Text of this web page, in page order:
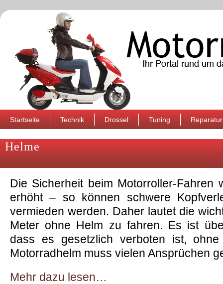
Startseite Technik Drossel Tuning Reparatur
Helme
Die Sicherheit beim Motorroller-Fahren
erhöht – so können schwere
vermieden werden. Daher lautet die
Meter ohne Helm zu fahren. Es ist
dass es gesetzlich verboten ist,
Motorradhelm muss vielen Ansprüchen
Mehr dazu lesen…